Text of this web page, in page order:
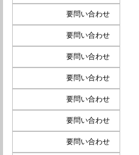
要問い合わせ
要問い合わせ
要問い合わせ
要問い合わせ
要問い合わせ
要問い合わせ
要問い合わせ